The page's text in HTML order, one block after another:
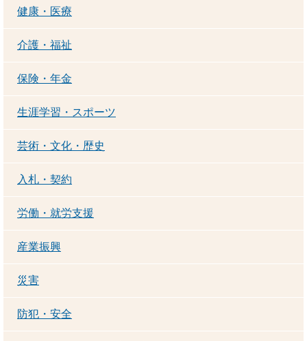
健康・医療
介護・福祉
保険・年金
生涯学習・スポーツ
芸術・文化・歴史
入札・契約
労働・就労支援
産業振興
災害
防犯・安全